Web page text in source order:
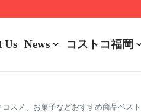
You More Later
Us News コストコ福岡
スメ、お菓子などおすすめ商品ベス